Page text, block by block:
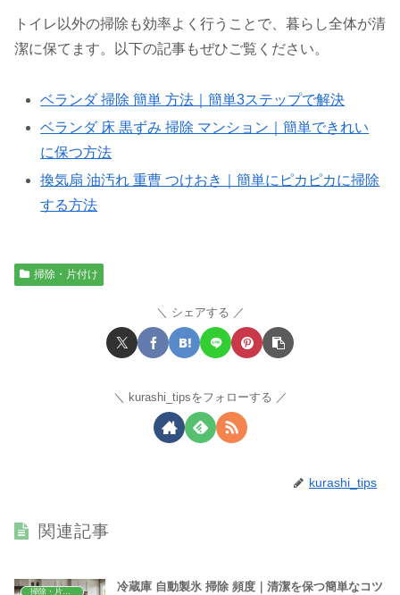
トイレ以外の掃除も効率よく行うことで、暮らし全体が清
潔に保てます。以下の記事もぜひご覧ください。
ベランダ 掃除 簡単 方法｜簡単3ステップで解決
ベランダ 床 黒ずみ 掃除 マンション｜簡単できれい
に保つ方法
換気扇 油汚れ 重曹 つけおき｜簡単にピカピカに掃除
する方法
掃除・片付け
シェアする
kurashi_tipsをフォローする
kurashi_tips
関連記事
冷蔵庫 自動製氷 掃除 頻度｜清潔を保つ簡単なコツ